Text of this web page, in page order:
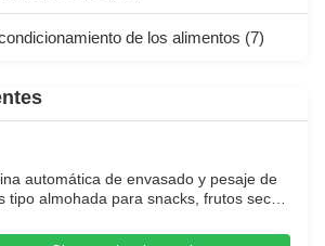
de los alimentos (7)
automática de envasado y pesaje de
tipo almohada para snacks, frutos secos
de alta velocidad